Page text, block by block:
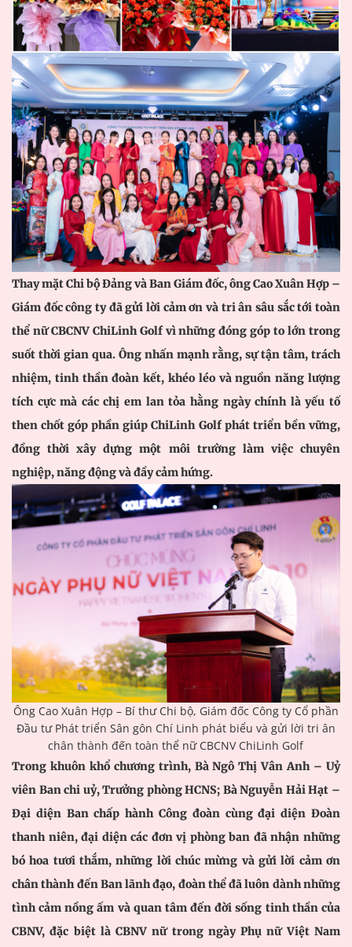
Thay mặt Chi bộ Đảng và Ban Giám đốc, ông Cao Xuân Hợp –
Giám đốc công ty đã gửi lời cảm ơn và tri ân sâu sắc tới toàn
thể nữ CBCNV ChiLinh Golf vì những đóng góp to lớn trong
suốt thời gian qua. Ông nhấn mạnh rằng, sự tận tâm, trách
nhiệm, tinh thần đoàn kết, khéo léo và nguồn năng lượng
tích cực mà các chị em lan tỏa hằng ngày chính là yếu tố
then chốt góp phần giúp ChiLinh Golf phát triển bền vững,
đồng thời xây dựng một môi trường làm việc chuyên
nghiệp, năng động và đầy cảm hứng.
Ông Cao Xuân Hợp – Bí thư Chi bộ, Giám đốc Công ty Cổ phần
Đầu tư Phát triển Sân gôn Chí Linh phát biểu và gửi lời tri ân
chân thành đến toàn thể nữ CBCNV ChiLinh Golf
Trong khuôn khổ chương trình, Bà Ngô Thị Vân Anh – Uỷ
viên Ban chi uỷ, Trưởng phòng HCNS; Bà Nguyễn Hải Hạt –
Đại diện Ban chấp hành Công đoàn cùng đại diện Đoàn
thanh niên, đại diện các đơn vị phòng ban đã nhận những
bó hoa tươi thắm, những lời chúc mừng và gửi lời cảm ơn
chân thành đến Ban lãnh đạo, đoàn thể đã luôn dành những
tình cảm nồng ấm và quan tâm đến đời sống tinh thần của
CBNV, đặc biệt là CBNV nữ trong ngày Phụ nữ Việt Nam